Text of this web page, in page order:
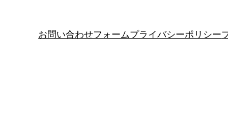
お問い合わせフォームプライバシーポリシー